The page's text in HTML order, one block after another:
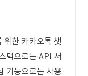
위한 카카오톡 챗
택으로는 API 서
기능으로는 사용